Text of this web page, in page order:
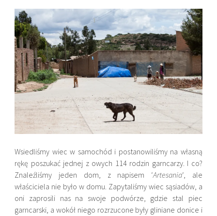
Wsiedliśmy wiec w samochód i postanowiliśmy na własną
rękę poszukać jednej z owych 114 rodzin garncarzy. I co?
Znaleźliśmy jeden dom, z napisem ‘Artesania‘, ale
właściciela nie było w domu. Zapytaliśmy wiec sąsiadów, a
oni zaprosili nas na swoje podwórze, gdzie stal piec
garncarski, a wokół niego rozrzucone były gliniane donice i